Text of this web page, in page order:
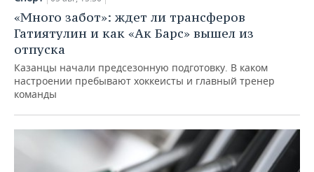
«Много забот»: ждет ли трансферов
Гатиятулин и как «Ак Барс» вышел из
отпуска
Казанцы начали предсезонную подготовку. В каком
настроении пребывают хоккеисты и главный тренер
команды